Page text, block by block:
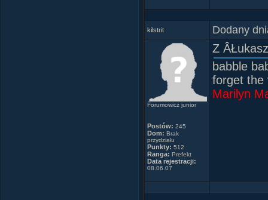
Dom
Kapitan i
Koala485
fanclub
SHR
kilstrit Dodany
Forumowicz junior
Postów: 245
Dom: Brak
przydziału
Punkty: 512
Ranga: Prefekt
Data rejestracji:
08.06.07
Z
babble
forget the
Marilyn